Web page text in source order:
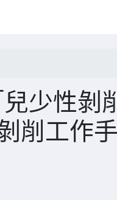
少性剝
削工作